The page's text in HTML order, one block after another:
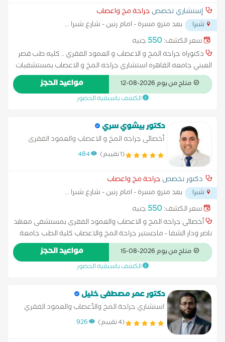
إستشاري تخصص جراحة مخ واعصاب
شبرا بعد مترو مسرة - امام رنين - شارع شبرا...
سعر الكشف:550 جنيه
دكتوراه جراحه المخ و الاعصاب و العمود الفقري .. كليه طب قصر
العيني جامعه القاهره استشاري جراحه المخ و الاعصاب بمستشفيات
هيئة الشرطة
متاح من يوم 2026-08-12 مواعيد الحجز
الكشف باسبقية الحضور
دكتور بيشوي سري
أخصائى جراحه المخ و الاعصاب والعمود الفقرى
(1 تقييم) 484
دكتور تخصص جراحة مخ واعصاب
شبرا بعد مترو مسرة - امام رنين - شارع شبرا...
سعر الكشف:550 جنيه
أخصائى جراحه المخ و الاعصاب والعمود الفقرى بمستشفى معهد
ناصر ودار الشفا - ماجستير جراحة المخ والاعصاب كلية الطب جامعة
عين شمس .
متاح من يوم 2026-08-15 مواعيد الحجز
الكشف باسبقية الحضور
دكتور عمر مصطفى خليل
استشاري جراحة المخ والأعصاب والعمود الفقري
(4 تقييم) 926